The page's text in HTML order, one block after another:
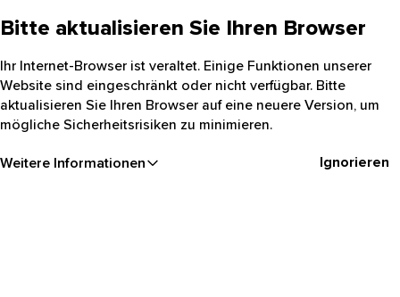
Bitte aktualisieren Sie Ihren Browser
Ihr Internet-Browser ist veraltet. Einige Funktionen unserer
Website sind eingeschränkt oder nicht verfügbar. Bitte
aktualisieren Sie Ihren Browser auf eine neuere Version, um
mögliche Sicherheitsrisiken zu minimieren.
Weitere Informationen Ignorieren